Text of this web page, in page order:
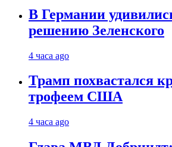
В Германии
решению Зеленского
4 часа ago
Трамп похвастался
трофеем США
4 часа ago